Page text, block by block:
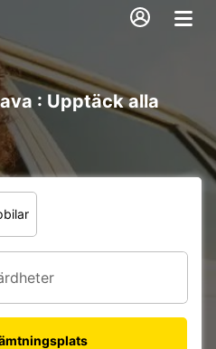
: Upptäck alla